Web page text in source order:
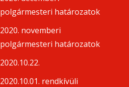
polgármesteri határozatok
2020. novemberi
polgármesteri határozatok
2020.10.22.
2020.10.01. rendkívüli